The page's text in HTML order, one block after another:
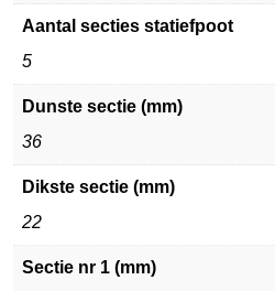
Aantal secties statiefpoot
5
Dunste sectie (mm)
36
Dikste sectie (mm)
22
Sectie nr 1 (mm)